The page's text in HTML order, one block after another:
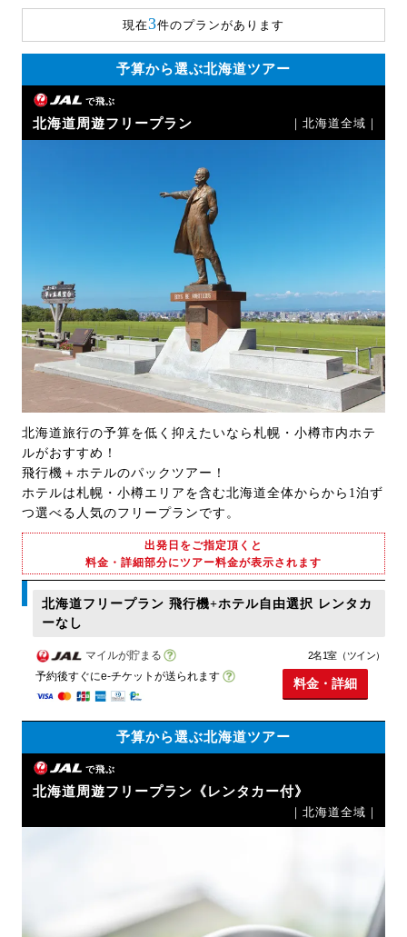
現在3件のプランがあります
予算から選ぶ北海道ツアー
で飛ぶ
北海道周遊フリープラン ｜北海道全域｜
北海道旅行の予算を低く抑えたいなら札幌・小樽市内ホテ
ルがおすすめ！
飛行機＋ホテルのパックツアー！
ホテルは札幌・小樽エリアを含む北海道全体からから1泊ず
つ選べる人気のフリープランです。
出発日をご指定頂くと
料金・詳細部分にツアー料金が表示されます
北海道フリープラン 飛行機+ホテル自由選択 レンタカ
ーなし
マイルが貯まる
予約後すぐにe-チケットが送られます
2名1室（ツイン）
料金・詳細
予算から選ぶ北海道ツアー
で飛ぶ
北海道周遊フリープラン《レンタカー付》
｜北海道全域｜